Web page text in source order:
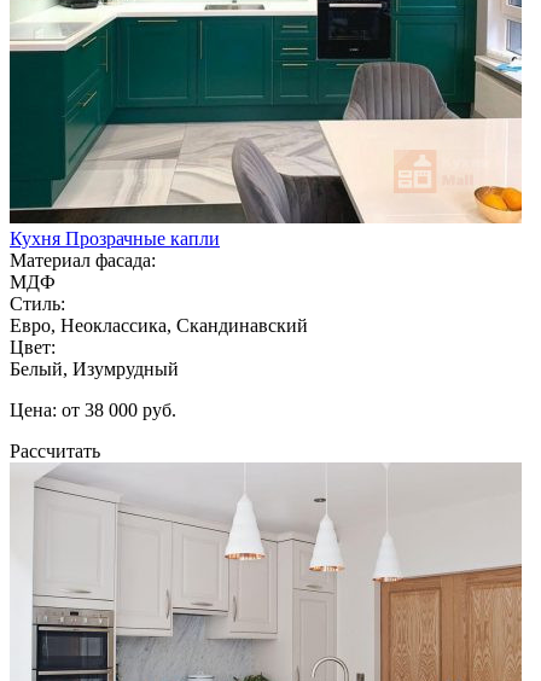
Кухня Прозрачные капли
Материал фасада:
МДФ
Стиль:
Евро, Неоклассика, Скандинавский
Цвет:
Белый, Изумрудный
Цена: от 38 000 руб.
Рассчитать